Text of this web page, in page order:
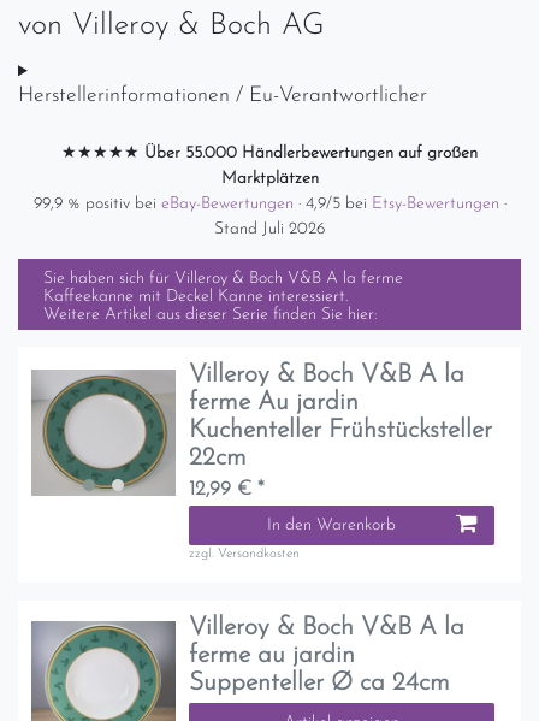
von Villeroy & Boch AG
Herstellerinformationen / Eu-Verantwortlicher
★★★★★ Über 55.000 Händlerbewertungen auf großen
Marktplätzen
99,9 % positiv bei eBay-Bewertungen · 4,9/5 bei Etsy-Bewertungen ·
Stand Juli 2026
Sie haben sich für Villeroy & Boch V&B A la ferme
Kaffeekanne mit Deckel Kanne interessiert.
Weitere Artikel aus dieser Serie finden Sie hier:
Villeroy & Boch V&B A la
ferme Au jardin
Kuchenteller Frühstücksteller
22cm
12,99 € *
In den Warenkorb
zzgl. Versandkosten
Villeroy & Boch V&B A la
ferme au jardin
Suppenteller Ø ca 24cm